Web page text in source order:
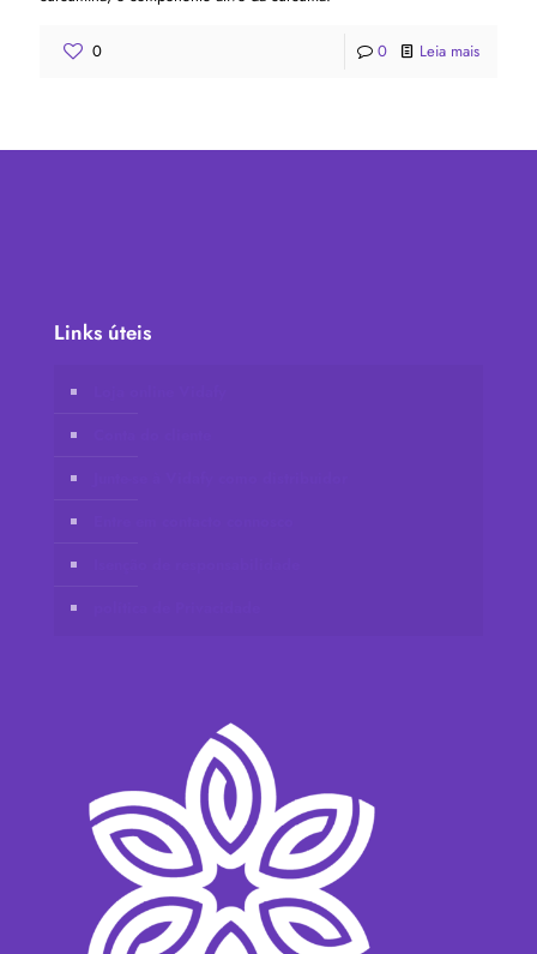
0 0 Leia mais
Links úteis